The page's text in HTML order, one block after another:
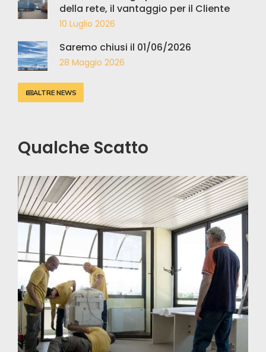
della rete, il vantaggio per il Cliente
10 Luglio 2026
Saremo chiusi il 01/06/2026
28 Maggio 2026
ALTRE NEWS
Qualche Scatto